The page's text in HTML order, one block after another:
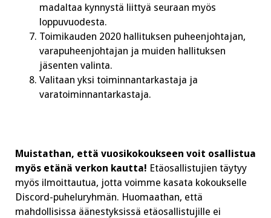
madaltaa kynnystä liittyä seuraan myös
loppuvuodesta.
Toimikauden 2020 hallituksen puheenjohtajan,
varapuheenjohtajan ja muiden hallituksen
jäsenten valinta.
Valitaan yksi toiminnantarkastaja ja
varatoiminnantarkastaja.
Muistathan, että vuosikokoukseen voit osallistua
myös etänä verkon kautta! Etäosallistujien täytyy
myös ilmoittautua, jotta voimme kasata kokoukselle
Discord-puheluryhmän. Huomaathan, että
mahdollisissa äänestyksissä etäosallistujille ei